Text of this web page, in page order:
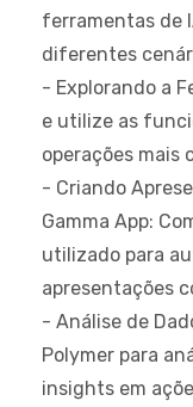
ferramentas de
diferentes
- Explorando a
e utilize as
operações mais
- Criando
Gamma App:
utilizado para
apresentações
- Análise de
Polymer para
insights em